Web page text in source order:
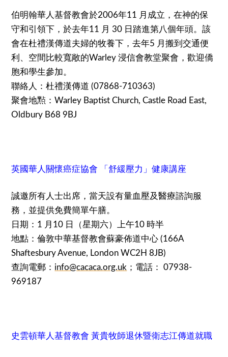
伯明翰華人基督教會於2006年11 月成立，在神的保
守和引領下，於去年11 月 30 日踏進第八個年頭。該
會在杜禮漢傳道夫婦的牧養下，去年5 月搬到交通便
利、空間比較寬敞的Warley 浸信會教堂聚會，歡迎僑
胞和學生參加。
聯絡人：杜禮漢傳道 (07868-710363)
聚會地㸃：Warley Baptist Church, Castle Road East,
Oldbury B68 9BJ
英國華人關懷癌症協會 「舒緩壓力」健康講座
誠邀所有人士出席，當天設有量血壓及醫療諮詢服
務，並提供免費簡單午膳。
日期：1 月10 日（星期六）上午10 時半
地點：倫敦中華基督教會蘇豪佈道中心 (166A
Shaftesbury Avenue, London WC2H 8JB)
查詢電郵： info@cacaca.org.uk ；電話： 07938-
969187
史雲頓華人基督教會 黃貴牧師退休暨衛志江傳道就職